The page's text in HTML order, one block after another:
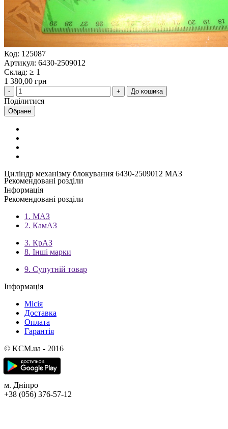
Код: 125087
Артикул: 6430-2509012
Склад: ≥ 1
1 380,00 грн
До кошика
Поділитися
Обране
Циліндр механізму блокування 6430-2509012 МАЗ
Рекомендовані розділи
Інформація
Рекомендовані розділи
1. МАЗ
2. КамАЗ
3. КрАЗ
8. Інші марки
9. Супутній товар
Інформація
Місія
Доставка
Оплата
Гарантія
© KCM.ua - 2016
м. Дніпро
+38 (056) 376-57-12